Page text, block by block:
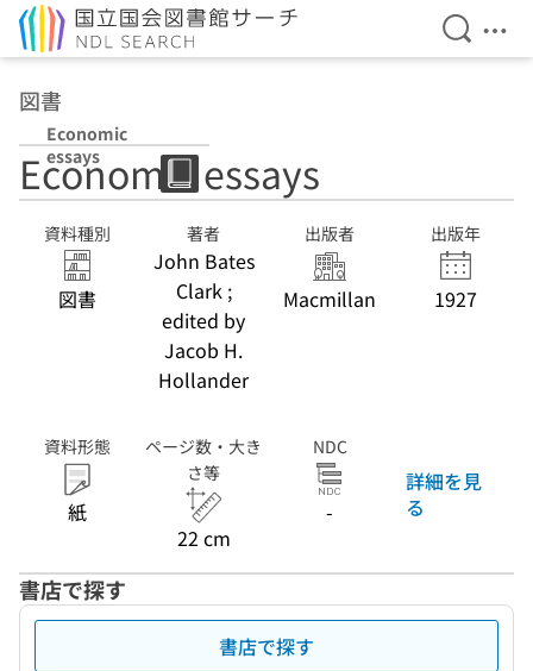
検索を
メ
図書
Economic
essays
Economic essays
資料種別
図書
著者
John Bates
Clark ;
edited by
Jacob H.
Hollander
出版者
Macmillan
出版年
1927
資料形態
紙
ページ数・大き
さ等
22 cm
NDC
-
詳細を見
る
書店で探す
書店で探す